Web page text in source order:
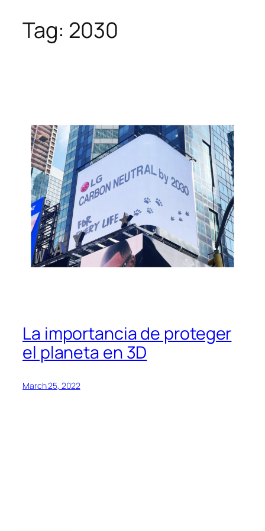
SkipTag: 2030
La importancia de proteger
el planeta en 3D
March 25, 2022